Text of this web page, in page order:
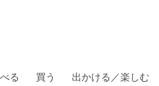
る 買う 出かける／楽しむ